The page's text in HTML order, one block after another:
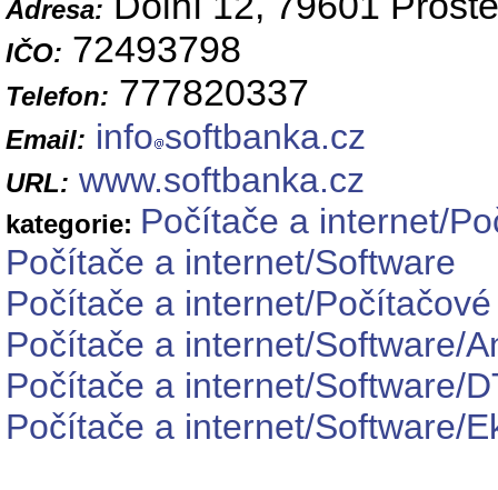
Adresa:
IČO: 72493798
Telefon: 777820337
Email: info softbanka.cz
URL: www.softbanka.cz
kategorie: Počítače a internet/
Počítače a internet/Software
Počítače a internet/
Počítače a internet/Software/
Počítače a internet/Software/
Počítače a internet/Software/